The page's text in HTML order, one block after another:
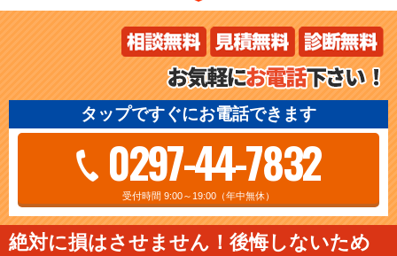
タップですぐにお電話できます
0297-44-7832
受付時間 9:00～19:00（年中無休）
絶対に損はさせません！後悔しないため